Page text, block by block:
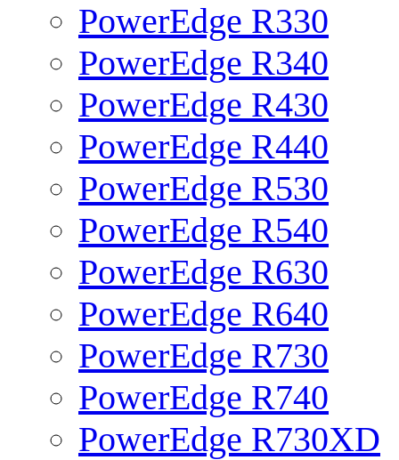
PowerEdge R330
PowerEdge R340
PowerEdge R430
PowerEdge R440
PowerEdge R530
PowerEdge R540
PowerEdge R630
PowerEdge R640
PowerEdge R730
PowerEdge R740
PowerEdge R730XD